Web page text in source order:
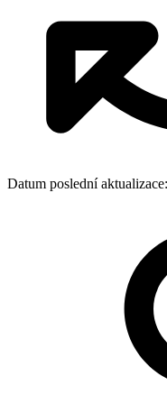
Datum poslední aktualizace: